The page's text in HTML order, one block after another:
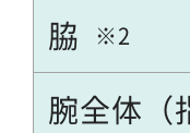
脇
腕全体（